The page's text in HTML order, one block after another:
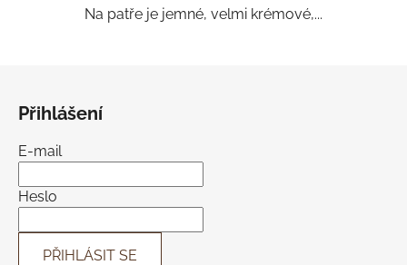
Na patře je jemné, velmi krémové,...
Přihlášení
E-mail
Heslo
PŘIHLÁSIT SE